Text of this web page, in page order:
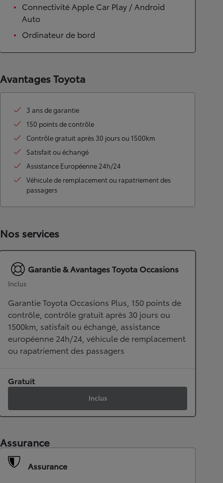
Connectivité Apple Car Play / Android
Auto
Ordinateur de bord
Avantages Toyota
3 ans de garantie
150 points de contrôle
Contrôle gratuit après 30 jours ou 1500km
Satisfait ou échangé
Assistance Européenne 24h/24
Véhicule de remplacement ou rapatriement des
passagers
Nos services
Garantie & Avantages Toyota Occasions
Inclus
Garantie Toyota Occasions Plus, 150 points de
contrôle, contrôle gratuit après 30 jours ou
1500km, satisfait ou échangé, assistance
européenne 24h/24, véhicule de remplacement
ou rapatriement des passagers
Gratuit
Inclus
Assurance
Assurance